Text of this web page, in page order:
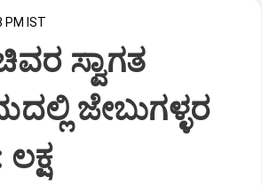
PM IST
ಸ್ವಾಗತ
ಜೇಬುಗಳ್ಳರ